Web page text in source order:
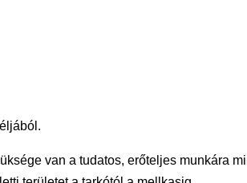
van a tudatos, erőteljes munkára